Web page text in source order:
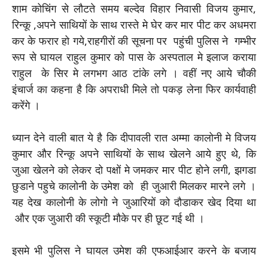
शाम कोचिंग से लौटते समय बल्देव विहार निवासी विजय कुमार,
रिन्कू ,अपने साथियों के साथ रास्ते मे घेर कर मार पीट कर अधमरा
कर के फरार हो गये,राहगीरों की सूचना पर पहुंची पुलिस ने गम्भीर
रूप से घायल राहुल कुमार को पास के अस्पताल मे इलाज कराया
राहुल के सिर मे लगभग आठ टांके लगे । वहीं नए आये चौकी
इंचार्ज का कहना है कि अपराधी मिले तो पकड़ लेना फिर कार्यवाही
करेंगे ।
ध्यान देने वाली बात ये है कि दीपावली रात अम्मा कालोनी मे विजय
कुमार और रिन्कू अपने साथियों के साथ खेलने आये हुए थे, कि
जुआ खेलने को लेकर दो पक्षों मे जमकर मार पीट होने लगी, झगडा
छुडाने पहुचे कालोनी के उमेश को ही जुआरी मिलकर मारने लगे ।
यह देख कालोनी के लोगो ने जुआरियों को दौडाकर खेद दिया था
और एक जुआरी की स्कूटी मौके पर ही छूट गई थी ।
इसमे भी पुलिस ने घायल उमेश की एफआईआर करने के बजाय